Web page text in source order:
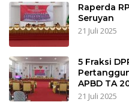
Raperda
Seruyan
21 Juli 2025
5 Fraksi
APBD TA
21 Juli 2025